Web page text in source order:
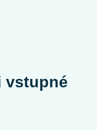
vstupné